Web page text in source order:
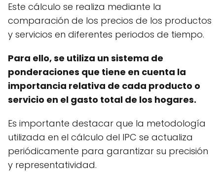
Este cálculo se realiza mediante la
comparación de los precios de los productos
y servicios en diferentes periodos de tiempo.
Para ello, se utiliza un sistema de
ponderaciones que tiene en cuenta la
importancia relativa de cada producto o
servicio en el gasto total de los hogares.
Es importante destacar que la metodología
utilizada en el cálculo del IPC se actualiza
periódicamente para garantizar su precisión
y representatividad.